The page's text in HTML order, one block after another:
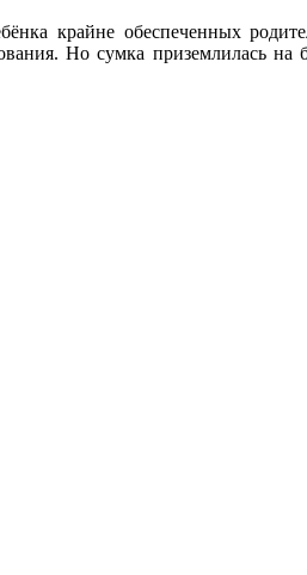
крайне обеспеченных
Но сумка приземлилась на